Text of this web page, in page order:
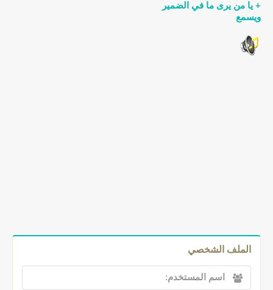
+ يا من يرى ما في الضمير
ويسمع
الملف الشخصي